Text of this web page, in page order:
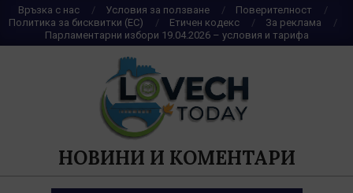
Skip
to
content
Връзка с нас Условия за ползване
Поверителност
Политика за бисквитки (ЕС)
Етичен кодекс
За реклама
Парламентарни избори 19.04.2026 – условия и тарифа
НОВИНИ И КОМЕНТАРИ